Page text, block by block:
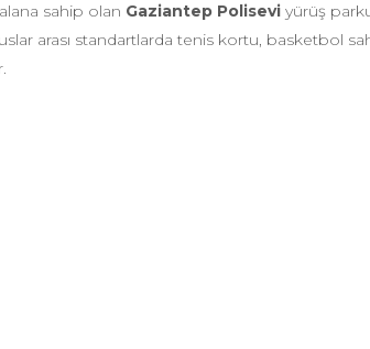
sahip olan Gaziantep Polisevi yürüş
arası standartlarda tenis kortu, basketbol